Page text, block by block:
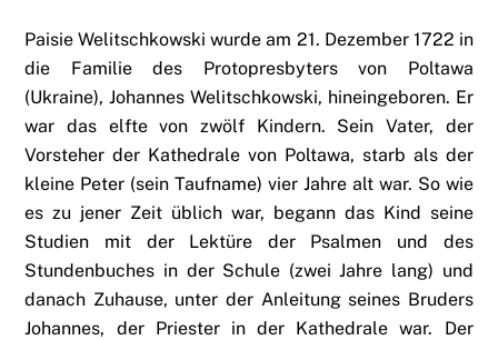
Paisie Welitschkowski wurde am 21. Dezember 1722 in
die Familie des Protopresbyters von Poltawa
(Ukraine), Johannes Welitschkowski, hineingeboren. Er
war das elfte von zwölf Kindern. Sein Vater, der
Vorsteher der Kathedrale von Poltawa, starb als der
kleine Peter (sein Taufname) vier Jahre alt war. So wie
es zu jener Zeit üblich war, begann das Kind seine
Studien mit der Lektüre der Psalmen und des
Stundenbuches in der Schule (zwei Jahre lang) und
danach Zuhause, unter der Anleitung seines Bruders
Johannes, der Priester in der Kathedrale war. Der